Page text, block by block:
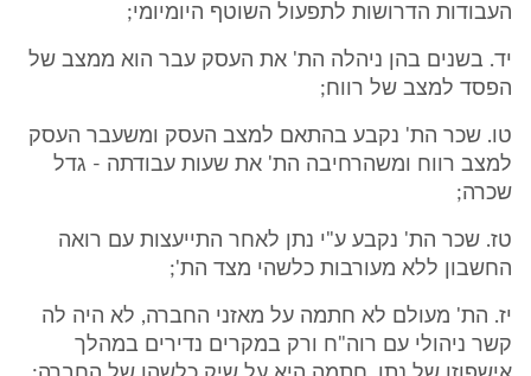
העבודות הדרושות לתפעול השוטף היומיומי;
יד. בשנים בהן ניהלה הת' את העסק עבר הוא ממצב של
הפסד למצב של רווח;
טו. שכר הת' נקבע בהתאם למצב העסק ומשעבר העסק
למצב רווח ומשהרחיבה הת' את שעות עבודתה - גדל
שכרה;
טז. שכר הת' נקבע ע"י נתן לאחר התייעצות עם רואה
החשבון ללא מעורבות כלשהי מצד הת';
יז. הת' מעולם לא חתמה על מאזני החברה, לא היה לה
קשר ניהולי עם רוה"ח ורק במקרים נדירים במהלך